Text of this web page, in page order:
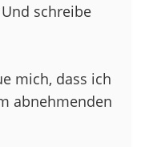
schreibe
mich, dass ich
abnehmenden